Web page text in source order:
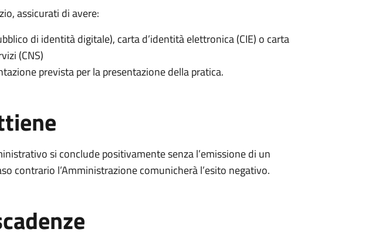
assicurati di avere:
di identità digitale), carta d’identità elettronica (CIE) o carta
(CNS)
prevista per la presentazione della pratica.
si conclude positivamente senza l’emissione di un
contrario l’Amministrazione comunicherà l’esito negativo.